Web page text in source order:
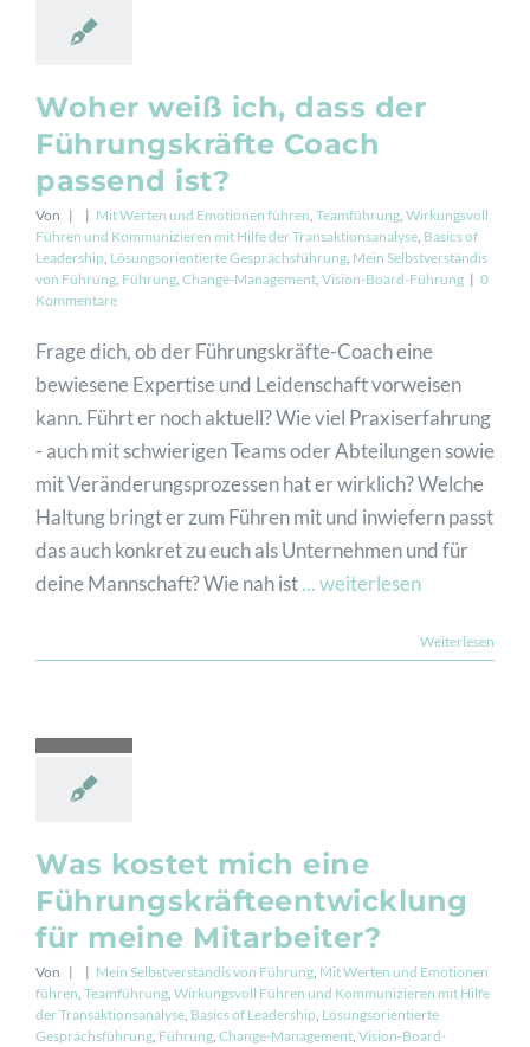
Woher weiß ich, dass der
Führungskräfte Coach
passend ist?
Von | | Mit Werten und Emotionen führen, Teamführung, Wirkungsvoll
Führen und Kommunizieren mit Hilfe der Transaktionsanalyse, Basics of
Leadership, Lösungsorientierte Gesprächsführung, Mein Selbstverständis
von Führung, Führung, Change-Management, Vision-Board-Führung | 0
Kommentare
Frage dich, ob der Führungskräfte-Coach eine
bewiesene Expertise und Leidenschaft vorweisen
kann. Führt er noch aktuell? Wie viel Praxiserfahrung
- auch mit schwierigen Teams oder Abteilungen sowie
mit Veränderungsprozessen hat er wirklich? Welche
Haltung bringt er zum Führen mit und inwiefern passt
das auch konkret zu euch als Unternehmen und für
deine Mannschaft? Wie nah ist... weiterlesen
Weiterlesen
Was kostet mich eine
Führungskräfteentwicklung
für meine Mitarbeiter?
Von | | Mein Selbstverständis von Führung, Mit Werten und Emotionen
führen, Teamführung, Wirkungsvoll Führen und Kommunizieren mit Hilfe
der Transaktionsanalyse, Basics of Leadership, Lösungsorientierte
Gesprächsführung, Führung, Change-Management, Vision-Board-